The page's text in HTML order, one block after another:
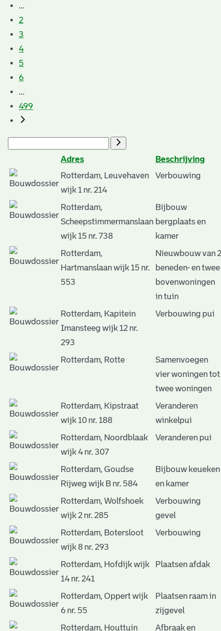
...
2
3
4
5
6
...
499
Adres
Beschrijving
Rotterdam, Leuvehaven
wijk 1 nr. 214
Verbouwing
Rotterdam,
Scheepstimmermanslaan
wijk 15 nr. 738
Bijbouw
bergplaats en
kamer
Rotterdam,
Hartmanslaan wijk 15 nr.
553
Nieuwbouw van 2
beneden- en twee
bovenwoningen
in tuin
Rotterdam, Kapitein
Imansteeg wijk 12 nr.
293
Verbouwing pui
Rotterdam, Rotte
Samenvoegen
vier woningen tot
twee woningen
Rotterdam, Kipstraat
wijk 10 nr. 188
Veranderen
winkelpui
Rotterdam, Noordblaak
wijk 4 nr. 307
Veranderen pui
Rotterdam, Goudse
Rijweg wijk B nr. 584
Bijbouw keueken
en kamer
Rotterdam, Wolfshoek
wijk 2 nr. 285
Verbouwing
gevel
Rotterdam, Botersloot
wijk 8 nr. 293
Verbouwing
Rotterdam, Hofdijk wijk
14 nr. 241
Plaatsen afdak
Rotterdam, Oppert wijk
6 nr. 55
Plaatsen raam in
zijgevel
Rotterdam, Houttuin
Afbraak en